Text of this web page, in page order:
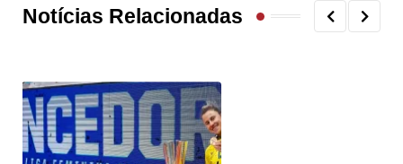
Notícias Relacionadas